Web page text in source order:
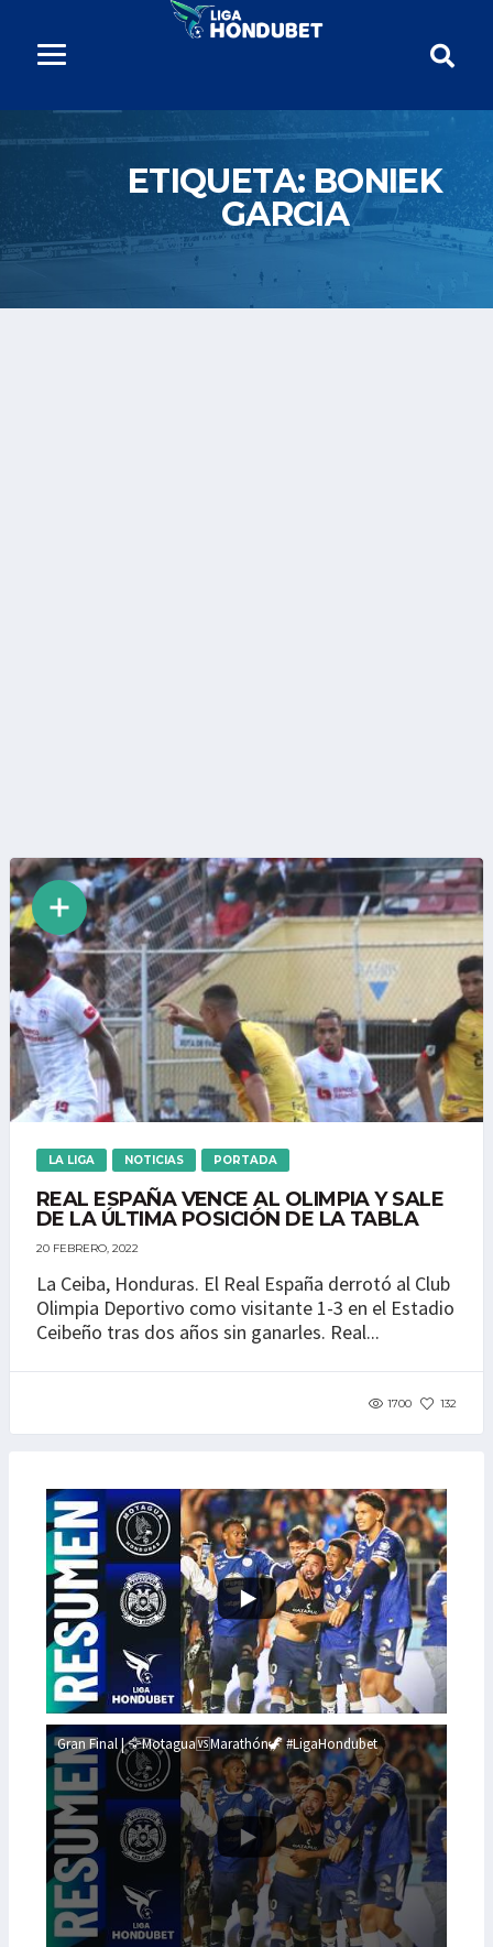
ETIQUETA: BONIEK
GARCIA
LA LIGA NOTICIAS PORTADA
REAL ESPAÑA VENCE AL OLIMPIA Y SALE
DE LA ÚLTIMA POSICIÓN DE LA TABLA
20 FEBRERO, 2022
La Ceiba, Honduras. El Real España derrotó al Club
Olimpia Deportivo como visitante 1-3 en el Estadio
Ceibeño tras dos años sin ganarles. Real...
1700 132
Gran Final | 🦅Motagua🆚Marathón🦖 #LigaHondubet